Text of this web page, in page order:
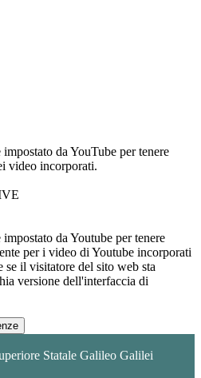
da YouTube per tenere
video incorporati.
da Youtube per tenere
per i video di Youtube incorporati
se il visitatore del sito web sta
versione dell'interfaccia di
Statale Galileo Galilei